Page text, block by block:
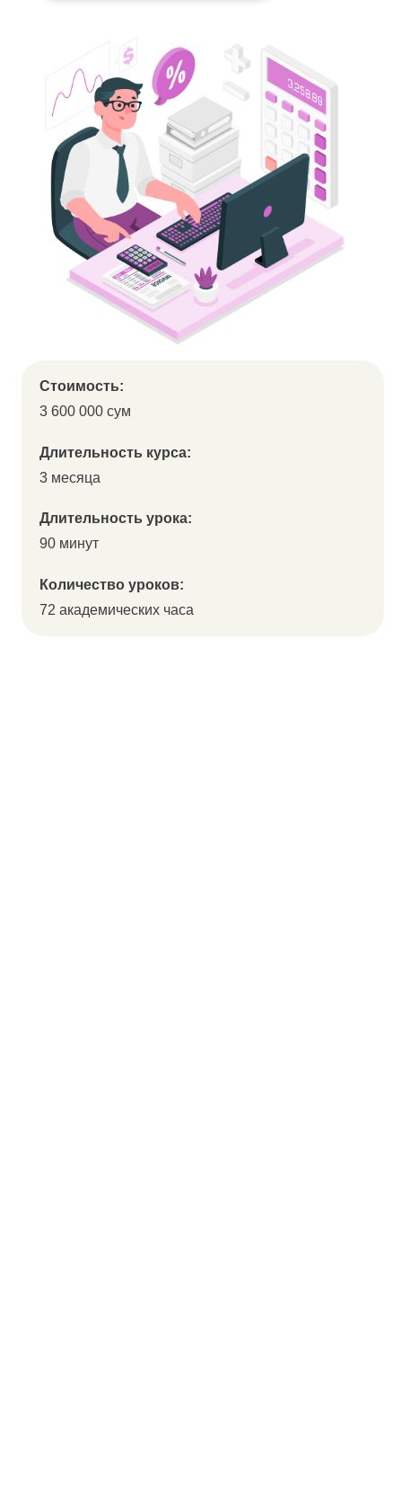
Стоимость:
3 600 000 сум
Длительность курса:
3 месяца
Длительность урока:
90 минут
Количество уроков:
72 академических часа